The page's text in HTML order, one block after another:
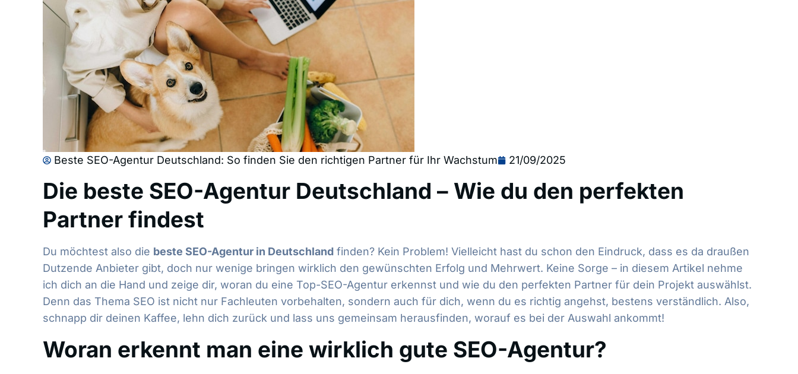
Beste SEO-Agentur Deutschland: So finden Sie den richtigen Partner für Ihr Wachstum 21/09/2025
Die beste SEO-Agentur Deutschland – Wie du den perfekten
Partner findest
Du möchtest also die beste SEO-Agentur in Deutschland finden? Kein Problem! Vielleicht hast du schon den Eindruck, dass es da draußen
Dutzende Anbieter gibt, doch nur wenige bringen wirklich den gewünschten Erfolg und Mehrwert. Keine Sorge – in diesem Artikel nehme
ich dich an die Hand und zeige dir, woran du eine Top-SEO-Agentur erkennst und wie du den perfekten Partner für dein Projekt auswählst.
Denn das Thema SEO ist nicht nur Fachleuten vorbehalten, sondern auch für dich, wenn du es richtig angehst, bestens verständlich. Also,
schnapp dir deinen Kaffee, lehn dich zurück und lass uns gemeinsam herausfinden, worauf es bei der Auswahl ankommt!
Woran erkennt man eine wirklich gute SEO-Agentur?